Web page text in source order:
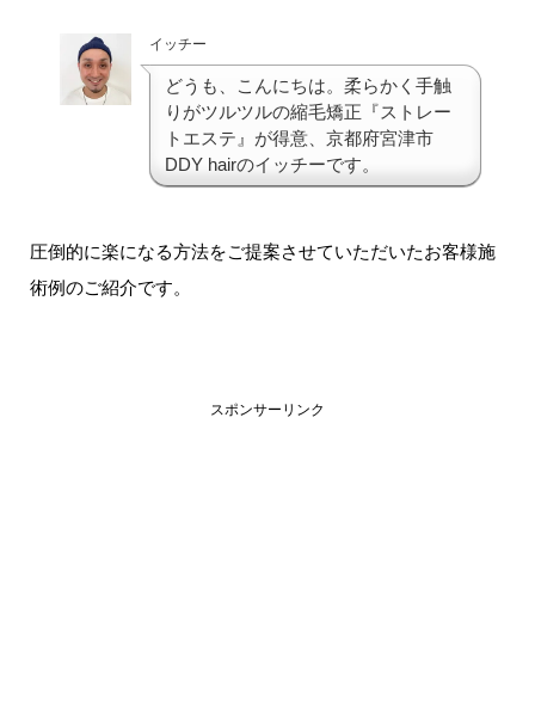
イッチー
どうも、こんにちは。柔らかく手触
りがツルツルの縮毛矯正『ストレー
トエステ』が得意、京都府宮津市
DDY hairのイッチーです。
圧倒的に楽になる方法をご提案させていただいたお客様施
術例のご紹介です。
スポンサーリンク